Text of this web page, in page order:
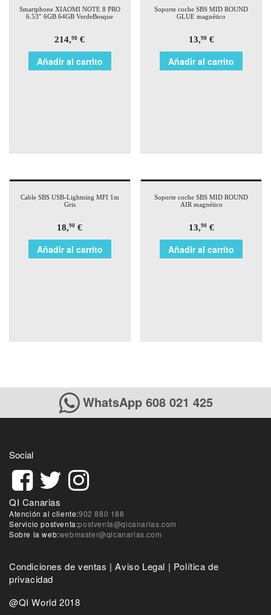
Smartphone XIAOMI NOTE 8 PRO
6.53″ 6GB 64GB VerdeBosque
214,90 €
Añadir al carrito
Soporte coche SBS MID ROUND
GLUE magnético
13,90€
Añadir al carrito
Cable SBS USB-Lightning MFI 1m
Gris
18,90 €
Añadir al carrito
Soporte coche SBS MID ROUND
AIR magnético
13,90€
Añadir al carrito
WhatsApp 608 021 425
Social
QI Canarias
Atención al cliente:902 880 188
Servicio postventa:postventa@qicanarias.com
Sobre la web:webmaster@qicanarias.com
Condiciones de ventas |Aviso Legal | Política de
privacidad
@QI World 2018